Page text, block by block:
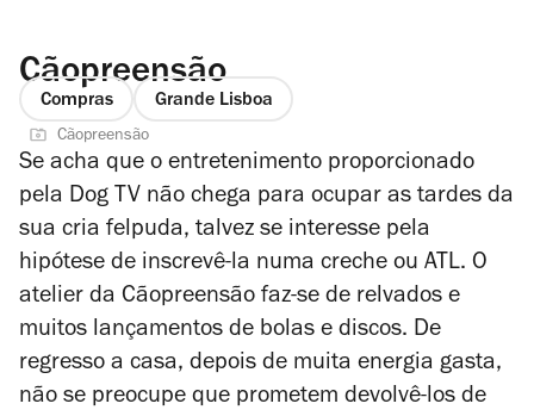
Cãopreensão
Compras Grande Lisboa
Cãopreensão
Se acha que o entretenimento proporcionado
pela Dog TV não chega para ocupar as tardes da
sua cria felpuda, talvez se interesse pela
hipótese de inscrevê-la numa creche ou ATL. O
atelier da Cãopreensão faz-se de relvados e
muitos lançamentos de bolas e discos. De
regresso a casa, depois de muita energia gasta,
não se preocupe que prometem devolvê-los de